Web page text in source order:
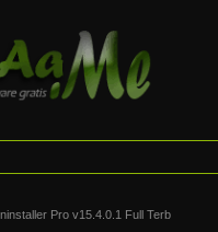
Pro v15.4.0.1 Full Terb